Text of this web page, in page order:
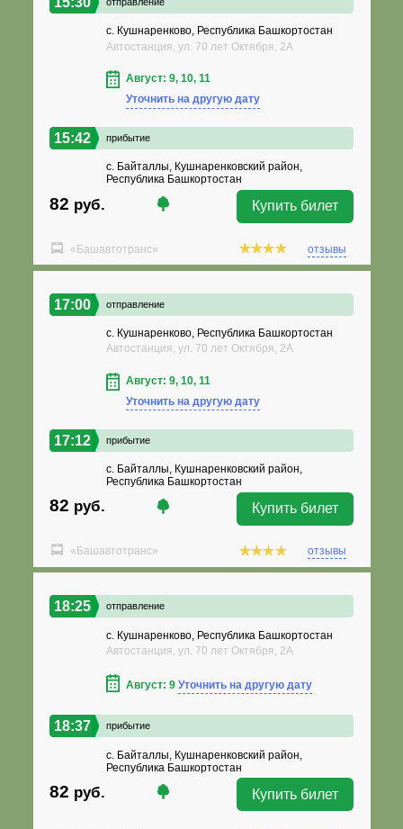
с. Кушнаренково, Республика Башкортостан
Автостанция, ул. 70 лет Октября, 2А
Август: 9, 10, 11
Уточнить на другую дату
15:42 прибытие
с. Байталлы, Кушнаренковский район,
Республика Башкортостан
82 руб. Купить билет
«Башавтотранс» отзывы
17:00 отправление
с. Кушнаренково, Республика Башкортостан
Автостанция, ул. 70 лет Октября, 2А
Август: 9, 10, 11
Уточнить на другую дату
17:12 прибытие
с. Байталлы, Кушнаренковский район,
Республика Башкортостан
82 руб. Купить билет
«Башавтотранс» отзывы
18:25 отправление
с. Кушнаренково, Республика Башкортостан
Автостанция, ул. 70 лет Октября, 2А
Август: 9 Уточнить на другую дату
18:37 прибытие
с. Байталлы, Кушнаренковский район,
Республика Башкортостан
82 руб. Купить билет